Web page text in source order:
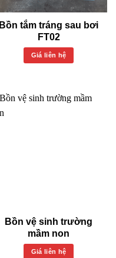
Bồn tắm tráng sau bơi
FT02
Giá liên hệ
Bồn vệ sinh trường
mầm non
Giá liên hệ